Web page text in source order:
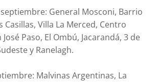
General Mosconi, Barrio
Casillas, Villa La Merced, Centro
Paso, El Ombú, Jacarandá, 3 de
y Ranelagh.
Malvinas Argentinas, La